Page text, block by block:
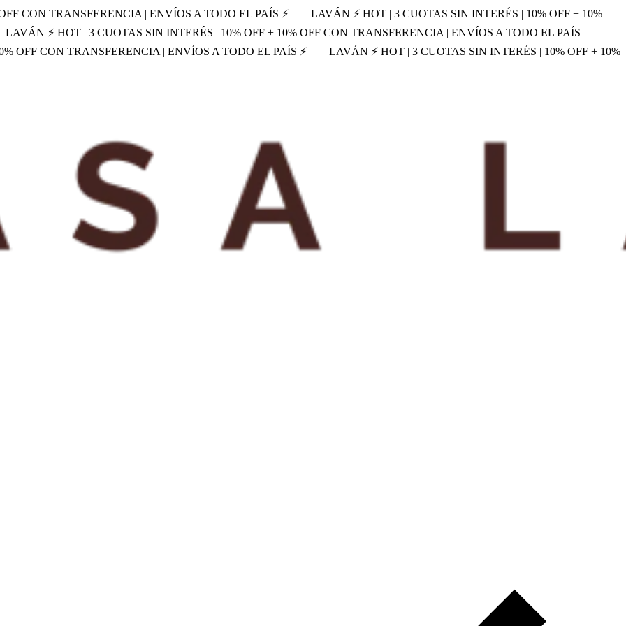
CON TRANSFERENCIA | ENVÍOS A TODO EL PAÍS ⚡
LAVÁN ⚡ HOT | 3 CUOTAS SIN INTERÉS | 10% OFF + 10%
LAVÁN ⚡ HOT | 3 CUOTAS SIN INTERÉS | 10% OFF + 10% OFF CON TRANSFERENCIA | ENVÍOS A TODO EL PAÍS
OFF CON TRANSFERENCIA | ENVÍOS A TODO EL PAÍS ⚡
LAVÁN ⚡ HOT | 3 CUOTAS SIN INTERÉS | 10% OFF + 10%